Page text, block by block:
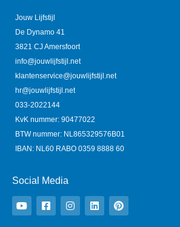
Jouw Lijfstijl
De Dynamo 41
3821 CJ Amersfoort
info@jouwlijfstijl.net
klantenservice@jouwlijfstijl.net
hr@jouwlijfstijl.net
033-2022144
KvK nummer: 90477022
BTW nummer: NL865329576B01
IBAN: NL60 RABO 0359 8888 60
Social Media
o
u
t
a
c
e
n
s
t
i
n
k
i
n
t